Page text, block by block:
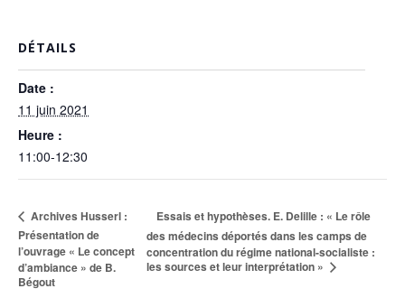
DÉTAILS
Date :
11 juin 2021
Heure :
11:00-12:30
Archives Husserl :
Présentation de
l’ouvrage « Le concept
d’ambiance » de B.
Bégout
Essais et hypothèses. E. Delille : « Le rôle
des médecins déportés dans les camps de
concentration du régime national-socialiste :
les sources et leur interprétation »